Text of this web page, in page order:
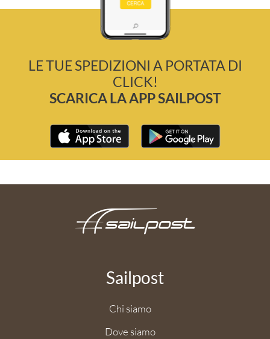
LE TUE SPEDIZIONI A PORTATA DI
CLICK!
SCARICA LA APP SAILPOST
Sailpost
Chi siamo
Dove siamo